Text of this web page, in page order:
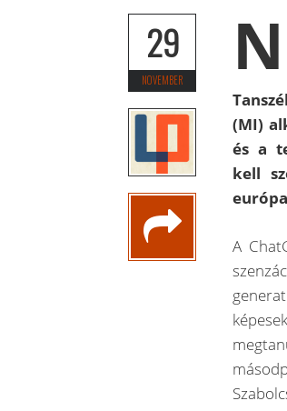
29
NOVEMBER N
(MI)
és a
kell
A